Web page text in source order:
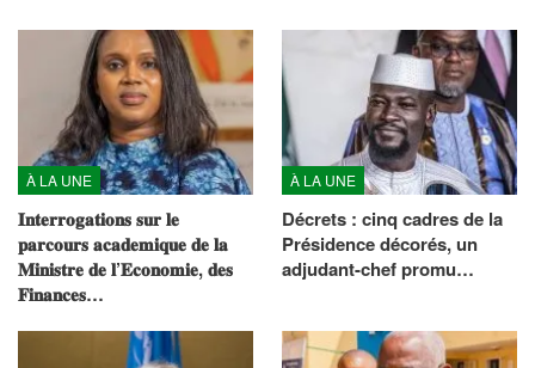
À LA UNE
𝐈𝐧𝐭𝐞𝐫𝐫𝐨𝐠𝐚𝐭𝐢𝐨𝐧𝐬 𝐬𝐮𝐫 𝐥𝐞
𝐩𝐚𝐫𝐜𝐨𝐮𝐫𝐬 𝐚𝐜𝐚𝐝𝐞𝐦𝐢𝐪𝐮𝐞 𝐝𝐞 𝐥𝐚
𝐌𝐢𝐧𝐢𝐬𝐭𝐫𝐞 𝐝𝐞 𝐥’𝐄𝐜𝐨𝐧𝐨𝐦𝐢𝐞, 𝐝𝐞𝐬
𝐅𝐢𝐧𝐚𝐧𝐜𝐞𝐬…
À LA UNE
Décrets : cinq cadres de la
Présidence décorés, un
adjudant-chef promu…